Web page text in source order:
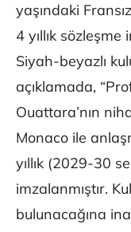
yaşındaki
4 yıllık sözleşme
Siyah-beyazlı
açıklamada,
Ouattara’nın
Monaco ile
yıllık (2029-30
imzalanmıştır.
bulunacağına